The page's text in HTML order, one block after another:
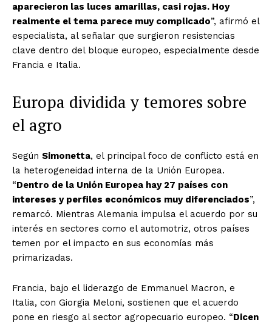
aparecieron las luces amarillas, casi rojas. Hoy
realmente el tema parece muy complicado”, afirmó el
especialista, al señalar que surgieron resistencias
clave dentro del bloque europeo, especialmente desde
Francia e Italia.
Europa dividida y temores sobre
el agro
Según Simonetta, el principal foco de conflicto está en
la heterogeneidad interna de la Unión Europea.
“Dentro de la Unión Europea hay 27 países con
intereses y perfiles económicos muy diferenciados”,
remarcó. Mientras Alemania impulsa el acuerdo por su
interés en sectores como el automotriz, otros países
temen por el impacto en sus economías más
primarizadas.
Francia, bajo el liderazgo de Emmanuel Macron, e
Italia, con Giorgia Meloni, sostienen que el acuerdo
pone en riesgo al sector agropecuario europeo. “Dicen